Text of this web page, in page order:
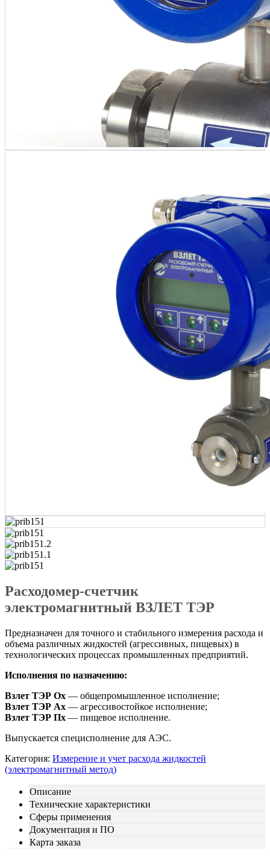
Расходомер-счетчик
электромагнитный ВЗЛЕТ ТЭР
Предназначен для точного и стабильного измерения расхода и
объема различных жидкостей (агрессивных, пищевых) в
технологических процессах промышленных предприятий.
Исполнения по назначению:
Взлет ТЭР Ох — общепромышленное исполнение;
Взлет ТЭР Ах — агрессивостойкое исполнение;
Взлет ТЭР Пх — пищевое исполнение.
Выпускается специсполнение для АЭС.
Категория: Измерение и учет расхода жидкостей
(электромагнитный метод)
Описание
Технические характеристики
Сферы применения
Документация и ПО
Карта заказа